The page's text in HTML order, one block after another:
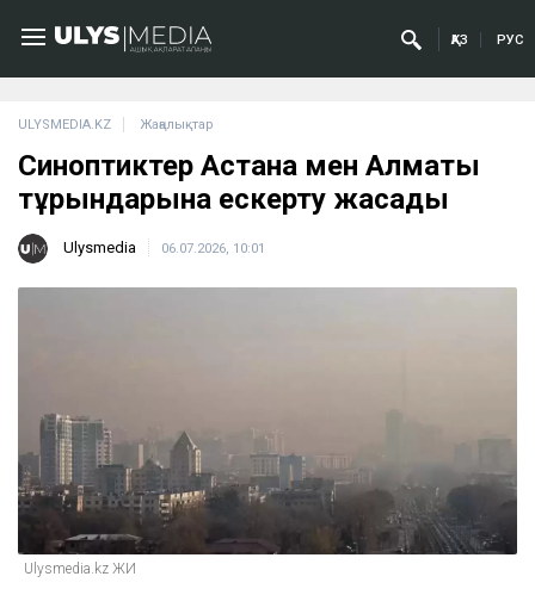
ҚАЗ РУС
ULYSMEDIA.KZ Жаңалықтар
Синоптиктер Астана мен Алматы
тұрғындарына ескерту жасады
Ulysmedia 06.07.2026, 10:01
Ulysmedia.kz ЖИ